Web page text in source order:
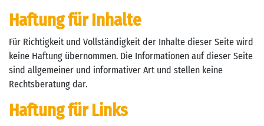
Haftung für Inhalte
Für Richtigkeit und Vollständigkeit der Inhalte dieser Seite wird
keine Haftung übernommen. Die Informationen auf dieser Seite
sind allgemeiner und informativer Art und stellen keine
Rechtsberatung dar.
Haftung für Links